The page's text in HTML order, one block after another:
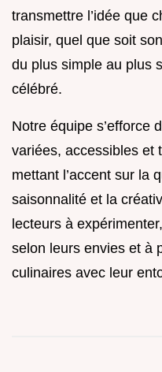
transmettre l’idée que
plaisir, quel que soit
du plus simple au plus
célébré.
Notre équipe s’efforce
variées, accessibles et
mettant l’accent sur la
saisonnalité et la
lecteurs à
selon leurs envies et à
culinaires avec leur